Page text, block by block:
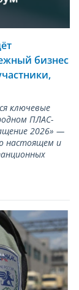
бизнес
ключевые
ПЛАС-
2026» —
настоящем и